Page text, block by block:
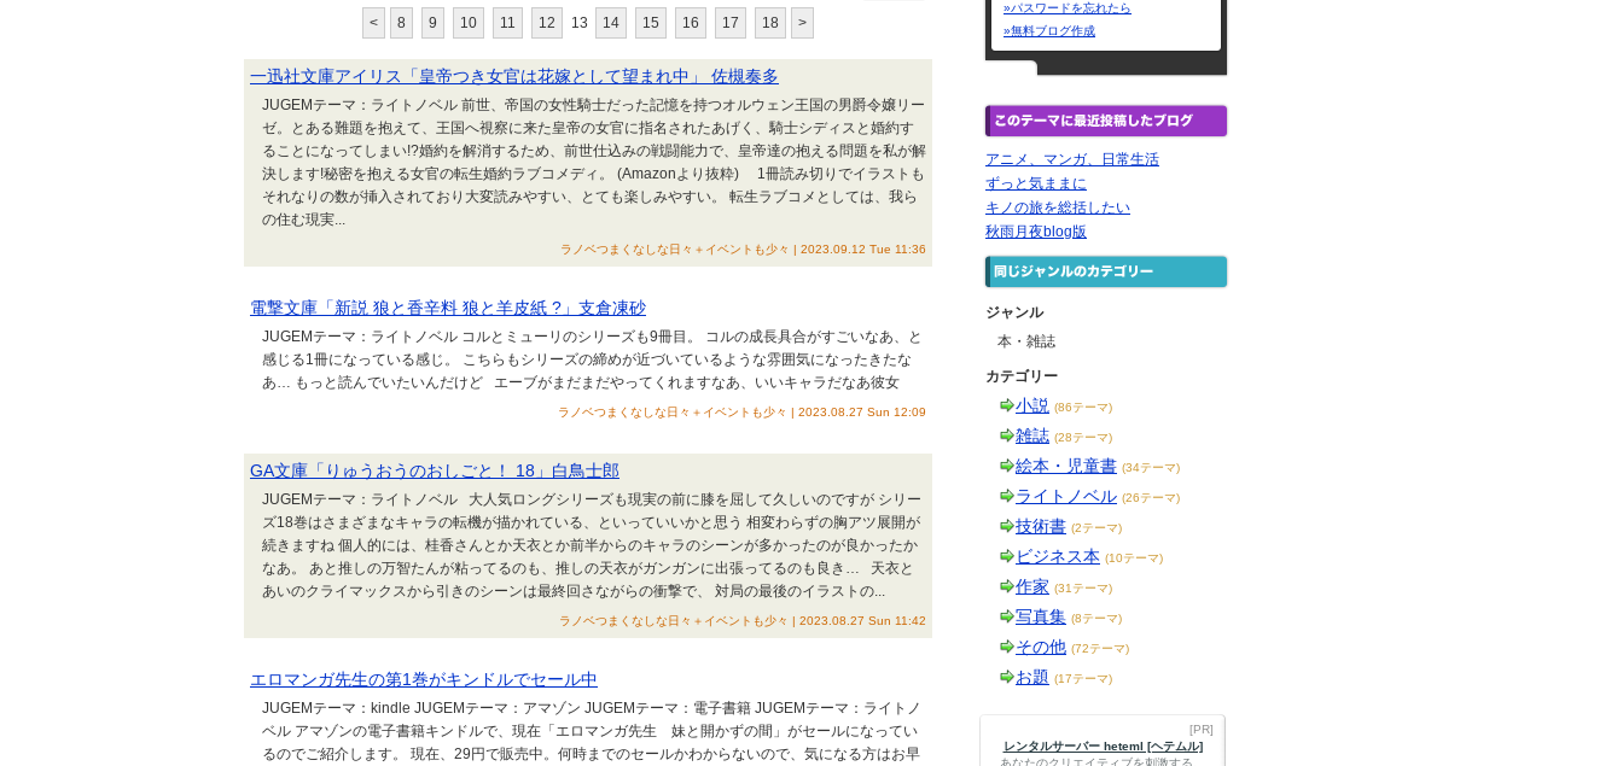
< 8 9 10 11 12 13 14 15 16 17 18 >
一迅社文庫アイリス「皇帝つき女官は花嫁として望まれ中」 佐槻奏多
JUGEMテーマ：ライトノベル 前世、帝国の女性騎士だった記憶を持つオルウェン王国の男爵令嬢リー
ゼ。とある難題を抱えて、王国へ視察に来た皇帝の女官に指名されたあげく、騎士シディスと婚約す
ることになってしまい!?婚約を解消するため、前世仕込みの戦闘能力で、皇帝達の抱える問題を私が解
決します!秘密を抱える女官の転生婚約ラブコメディ。 (Amazonより抜粋) 1冊読み切りでイラストも
それなりの数が挿入されており大変読みやすい、とても楽しみやすい。 転生ラブコメとしては、我ら
の住む現実...
ラノベつまくなしな日々＋イベントも少々 | 2023.09.12 Tue 11:36
電撃文庫「新説 狼と香辛料 狼と羊皮紙 ?」支倉凍砂
JUGEMテーマ：ライトノベル コルとミューリのシリーズも9冊目。 コルの成長具合がすごいなあ、と
感じる1冊になっている感じ。 こちらもシリーズの締めが近づいているような雰囲気になったきたな
あ… もっと読んでいたいんだけど エーブがまだまだやってくれますなあ、いいキャラだなあ彼女
ラノベつまくなしな日々＋イベントも少々 | 2023.08.27 Sun 12:09
GA文庫「りゅうおうのおしごと！ 18」白鳥士郎
JUGEMテーマ：ライトノベル 大人気ロングシリーズも現実の前に膝を屈して久しいのですが シリー
ズ18巻はさまざまなキャラの転機が描かれている、といっていいかと思う 相変わらずの胸アツ展開が
続きますね 個人的には、桂香さんとか天衣とか前半からのキャラのシーンが多かったのが良かったか
なあ。 あと推しの万智たんが粘ってるのも、推しの天衣がガンガンに出張ってるのも良き… 天衣と
あいのクライマックスから引きのシーンは最終回さながらの衝撃で、 対局の最後のイラストの...
ラノベつまくなしな日々＋イベントも少々 | 2023.08.27 Sun 11:42
エロマンガ先生の第1巻がキンドルでセール中
JUGEMテーマ：kindle JUGEMテーマ：アマゾン JUGEMテーマ：電子書籍 JUGEMテーマ：ライトノ
ベル アマゾンの電子書籍キンドルで、現在「エロマンガ先生 妹と開かずの間」がセールになってい
るのでご紹介します。 現在、29円で販売中。何時までのセールかわからないので、気になる方はお早
»パスワードを忘れたら
»無料ブログ作成
アニメ、マンガ、日常生活
ずっと気ままに
キノの旅を総括したい
秋雨月夜blog版
ジャンル
本・雑誌
カテゴリー
小説 (86テーマ)
雑誌 (28テーマ)
絵本・児童書 (34テーマ)
ライトノベル (26テーマ)
技術書 (2テーマ)
ビジネス本 (10テーマ)
作家 (31テーマ)
写真集 (8テーマ)
その他 (72テーマ)
お題 (17テーマ)
[PR]
レンタルサーバー heteml [ヘテムル]
あなたのクリエイティブを刺激する、